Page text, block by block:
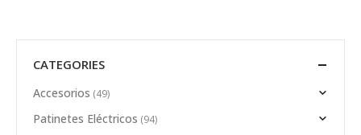
CATEGORIES
Accesorios (49)
Patinetes Eléctricos (94)